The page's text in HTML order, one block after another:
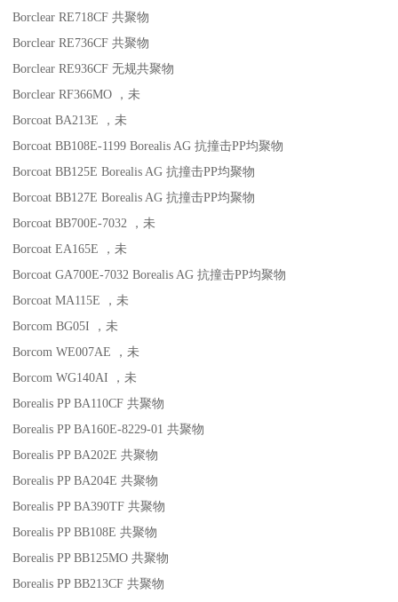
Borclear RE718CF 共聚物
Borclear RE736CF 共聚物
Borclear RE936CF 无规共聚物
Borclear RF366MO
，未
Borcoat BA213E
，未
Borcoat BB108E-1199 Borealis AG 抗撞击PP均聚物
Borcoat BB125E Borealis AG 抗撞击PP均聚物
Borcoat BB127E Borealis AG 抗撞击PP均聚物
Borcoat BB700E-7032
，未
Borcoat EA165E
，未
Borcoat GA700E-7032 Borealis AG 抗撞击PP均聚物
Borcoat MA115E
，未
Borcom BG05I
，未
Borcom WE007AE
，未
Borcom WG140AI
，未
Borealis PP BA110CF 共聚物
Borealis PP BA160E-8229-01 共聚物
Borealis PP BA202E 共聚物
Borealis PP BA204E 共聚物
Borealis PP BA390TF 共聚物
Borealis PP BB108E 共聚物
Borealis PP BB125MO 共聚物
Borealis PP BB213CF 共聚物